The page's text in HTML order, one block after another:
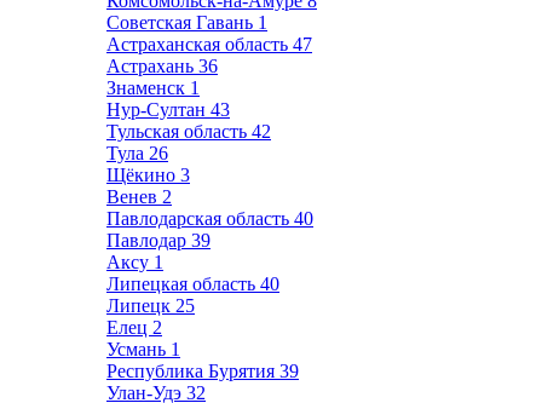
Советская Гавань 1
Астраханская область 47
Астрахань 36
Знаменск 1
Нур-Султан 43
Тульская область 42
Тула 26
Щёкино 3
Венев 2
Павлодарская область 40
Павлодар 39
Аксу 1
Липецкая область 40
Липецк 25
Елец 2
Усмань 1
Республика Бурятия 39
Улан-Удэ 32